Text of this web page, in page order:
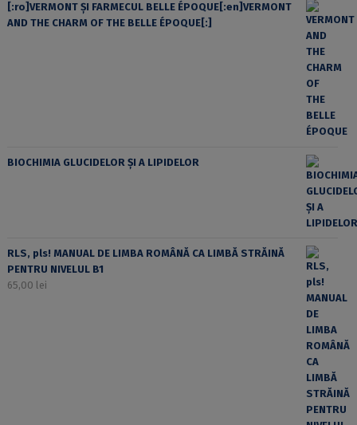
[:ro]VERMONT ȘI FARMECUL BELLE ÉPOQUE[:en]VERMONT
AND THE CHARM OF THE BELLE ÉPOQUE[:]
BIOCHIMIA GLUCIDELOR ȘI A LIPIDELOR
RLS, pls! MANUAL DE LIMBA ROMÂNĂ CA LIMBĂ STRĂINĂ
PENTRU NIVELUL B1
65,00 lei